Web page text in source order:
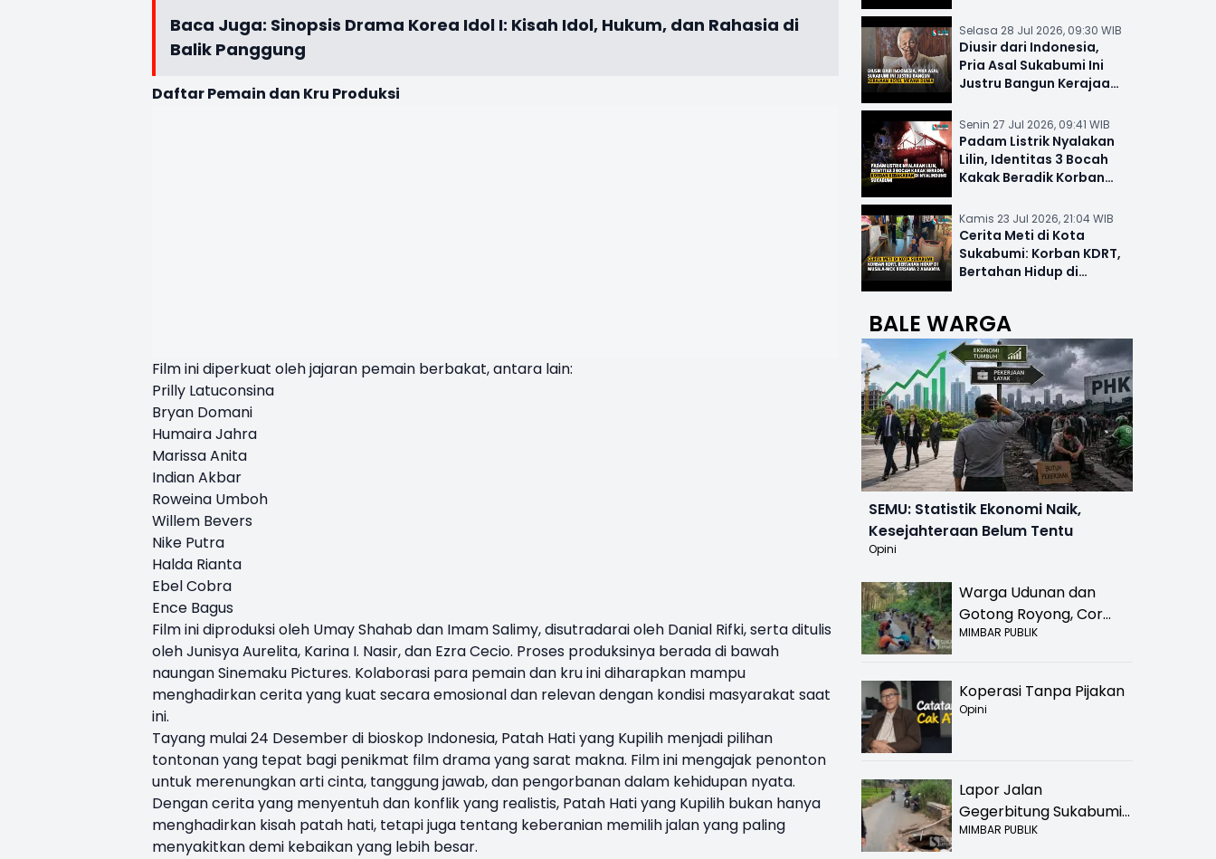
Baca Juga: Sinopsis Drama Korea Idol I: Kisah Idol, Hukum, dan Rahasia di
Balik Panggung
Daftar Pemain dan Kru Produksi
Film ini diperkuat oleh jajaran pemain berbakat, antara lain:
Prilly Latuconsina
Bryan Domani
Humaira Jahra
Marissa Anita
Indian Akbar
Roweina Umboh
Willem Bevers
Nike Putra
Halda Rianta
Ebel Cobra
Ence Bagus
Film ini diproduksi oleh Umay Shahab dan Imam Salimy, disutradarai oleh Danial Rifki, serta ditulis
oleh Junisya Aurelita, Karina I. Nasir, dan Ezra Cecio. Proses produksinya berada di bawah
naungan Sinemaku Pictures. Kolaborasi para pemain dan kru ini diharapkan mampu
menghadirkan cerita yang kuat secara emosional dan relevan dengan kondisi masyarakat saat
ini.
Tayang mulai 24 Desember di bioskop Indonesia, Patah Hati yang Kupilih menjadi pilihan
tontonan yang tepat bagi penikmat film drama yang sarat makna. Film ini mengajak penonton
untuk merenungkan arti cinta, tanggung jawab, dan pengorbanan dalam kehidupan nyata.
Dengan cerita yang menyentuh dan konflik yang realistis, Patah Hati yang Kupilih bukan hanya
menghadirkan kisah patah hati, tetapi juga tentang keberanian memilih jalan yang paling
menyakitkan demi kebaikan yang lebih besar.
Selasa 28 Jul 2026, 09:30 WIB
Diusir dari Indonesia,
Pria Asal Sukabumi Ini
Justru Bangun Kerajaan
Senin 27 Jul 2026, 09:41 WIB
Padam Listrik Nyalakan
Lilin, Identitas 3 Bocah
Kakak Beradik Korban
Kamis 23 Jul 2026, 21:04 WIB
Cerita Meti di Kota
Sukabumi: Korban KDRT,
Bertahan Hidup di
BALE WARGA
SEMU: Statistik Ekonomi Naik,
Kesejahteraan Belum Tentu
Opini
Warga Udunan dan
Gotong Royong, Cor
Jalan Hancur di
MIMBAR PUBLIK
Koperasi Tanpa Pijakan
Opini
Lapor Jalan
Gegerbitung Sukabumi
Bolong! Bahaya Bagi
MIMBAR PUBLIK